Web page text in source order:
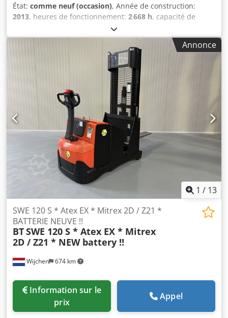
État: comme neuf (occasion), Année de construction:
2013, heures de fonctionnement: 2 668 h, capacité de
, hauteur de levage:
carburant:électrique, type de mât:duplex, hauteur de
construction:
, Fabricant + modèle : BT SWE 120 S
Atex * EX * Mitrex 2D / Zone 21 Mât 2F2850 ID 23021.7862
Dkedpfx Ahszq T Nwsior Catégorie : Occasion Mât 2F2850
Hauteur en position basse : 2020 mm Hauteur de levage :
2850 mm Capacité : 1200 kg Année : 2013 Heures : 2668
heures Capacité ; NOUVELLE * 24 V / 300 Ah * Année de
fabrication 2023 Options : Un modèle CONTRA très spécial,
version EX !! * EX * Mitrex !!!!! Système = ATEX 94 / 9 / CE
Groupe de gaz = IIIB (poussière non conductrice) Type = 2D
(autorisé en Zone 21) Classe de température = T4 (135 °C)
Équipé de : - MÂT FFL - 2 pièces - Fourches de chariot
élévateur réglables et à porte-à-faux - ADAPTÉ à tous les
types de palettes
Annonce
1 / 13
Wijchen 674 km
SWE 120 S * Atex EX * Mitrex 2D / Z21 *
BATTERIE NEUVE !!
BTSWE 120 S * Atex EX * Mitrex
2D / Z21 * NEW battery !!
prix
Appel